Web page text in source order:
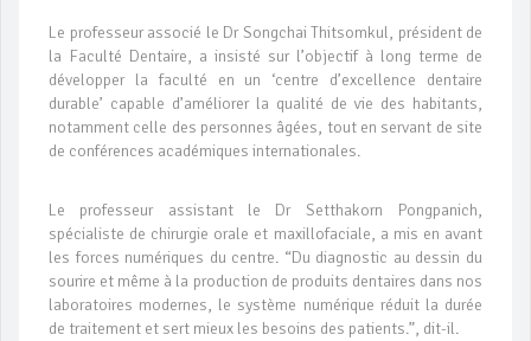
Le professeur associé le Dr Songchai Thitsomkul, président de
la Faculté Dentaire, a insisté sur l’objectif à long terme de
développer la faculté en un ‘centre d’excellence dentaire
durable’ capable d’améliorer la qualité de vie des habitants,
notamment celle des personnes âgées, tout en servant de site
de conférences académiques internationales.
Le professeur assistant le Dr Setthakorn Pongpanich,
spécialiste de chirurgie orale et maxillofaciale, a mis en avant
les forces numériques du centre. “Du diagnostic au dessin du
sourire et même à la production de produits dentaires dans nos
laboratoires modernes, le système numérique réduit la durée
de traitement et sert mieux les besoins des patients.”, dit-il.